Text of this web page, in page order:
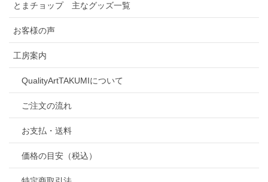
とまチョップ 主なグッズ一覧
お客様の声
工房案内
QualityArtTAKUMIについて
ご注文の流れ
お支払・送料
価格の目安（税込）